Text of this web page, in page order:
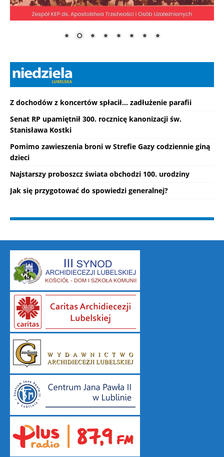
Z dochodów z koncertów spłacił... zadłużenie parafii
Senat RP upamiętnił 300. rocznicę kanonizacji św.
Stanisława Kostki
Pomimo zawieszenia broni w Strefie Gazy codziennie giną
dzieci
Najstarszy proboszcz świata obchodzi 100. urodziny
Jak się przygotować do spowiedzi generalnej?